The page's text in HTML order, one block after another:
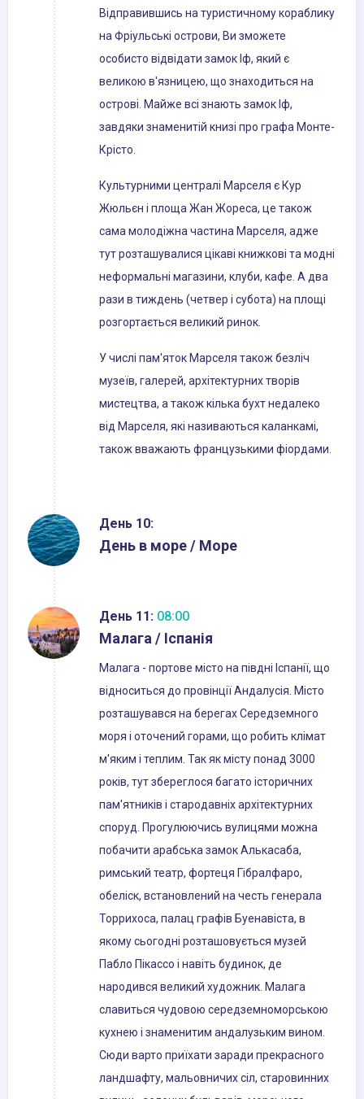
Відправившись на туристичному кораблику
на Фріульські острови, Ви зможете
особисто відвідати замок Іф, який є
великою в'язницею, що знаходиться на
острові. Майже всі знають замок Іф,
завдяки знаменитій книзі про графа Монте-
Крісто.
Культурними централі Марселя є Кур
Жюльєн і площа Жан Жореса, це також
сама молодіжна частина Марселя, адже
тут розташувалися цікаві книжкові та модні
неформальні магазини, клуби, кафе. А два
рази в тиждень (четвер і субота) на площі
розгортається великий ринок.
У числі пам'яток Марселя також безліч
музеїв, галерей, архітектурних творів
мистецтва, а також кілька бухт недалеко
від Марселя, які називаються каланкамі,
також вважають французькими фіордами.
День 10:
День в море / Море
День 11: 08:00
Малага / Іспанія
Малага - портове місто на півдні Іспанії, що
відноситься до провінції Андалусія. Місто
розташувався на берегах Середземного
моря і оточений горами, що робить клімат
м'яким і теплим. Так як місту понад 3000
років, тут збереглося багато історичних
пам'ятників і стародавніх архітектурних
споруд. Прогулюючись вулицями можна
побачити арабська замок Алькасаба,
римський театр, фортеця Гібралфаро,
обеліск, встановлений на честь генерала
Торрихоса, палац графів Буенавіста, в
якому сьогодні розташовується музей
Пабло Пікассо і навіть будинок, де
народився великий художник. Малага
славиться чудовою середземноморською
кухнею і знаменитим андалузьким вином.
Сюди варто приїхати заради прекрасного
ландшафту, мальовничих сіл, старовинних